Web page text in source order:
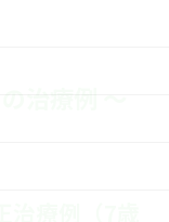
療例（7歳